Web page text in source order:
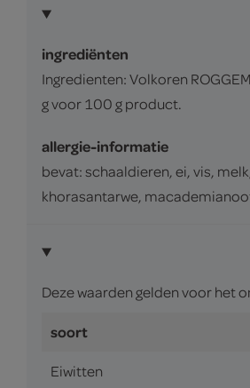
ingrediënten
Ingredienten: Volkoren
g voor 100 g product.
allergie-informatie
bevat: schaaldieren, ei, vis,
khorasantarwe,
Deze waarden gelden voor het
soort
Eiwitten